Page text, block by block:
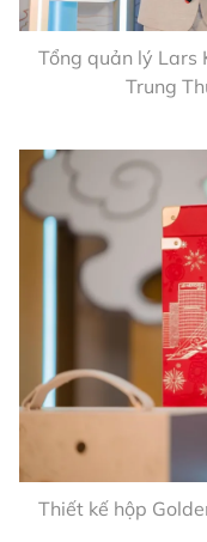
Tổng quản lý Lars
Trung
Thiết kế hộp